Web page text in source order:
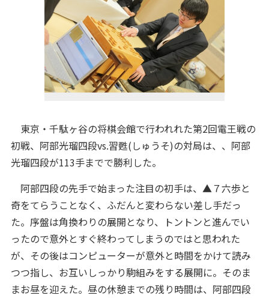
東京・千駄ヶ谷の将棋会館で行われれた第2回電王戦の
初戦、阿部光瑠四段vs.習甦(しゅうそ)の対局は、、阿部
光瑠四段が113手までで勝利した。
阿部四段の先手で始まった注目の初手は、▲７六歩と
奇をてらうことなく、ふだんと変わらない差し手だっ
た。序盤は角換わりの展開となり、トントンと進んでい
ったので意外とすぐ終わってしまうのではと思われた
が、その後はコンピューターが意外と時間をかけて読み
つつ指し、お互いしっかり駒組みをする展開に。そのま
まお昼を迎えた。昼の休憩までの残り時間は、阿部四段